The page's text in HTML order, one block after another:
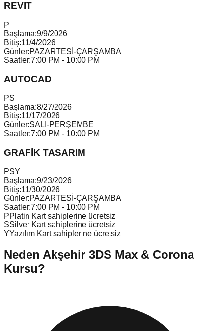
REVIT
P
Başlama:9/9/2026
Bitiş:11/4/2026
Günler:PAZARTESİ-ÇARŞAMBA
Saatler:7:00 PM - 10:00 PM
AUTOCAD
PS
Başlama:8/27/2026
Bitiş:11/17/2026
Günler:SALI-PERŞEMBE
Saatler:7:00 PM - 10:00 PM
GRAFİK TASARIM
PSY
Başlama:9/23/2026
Bitiş:11/30/2026
Günler:PAZARTESİ-ÇARŞAMBA
Saatler:7:00 PM - 10:00 PM
PPlatin Kart sahiplerine ücretsiz
SSilver Kart sahiplerine ücretsiz
YYazılım Kart sahiplerine ücretsiz
Neden Akşehir 3DS Max & Corona
Kursu?